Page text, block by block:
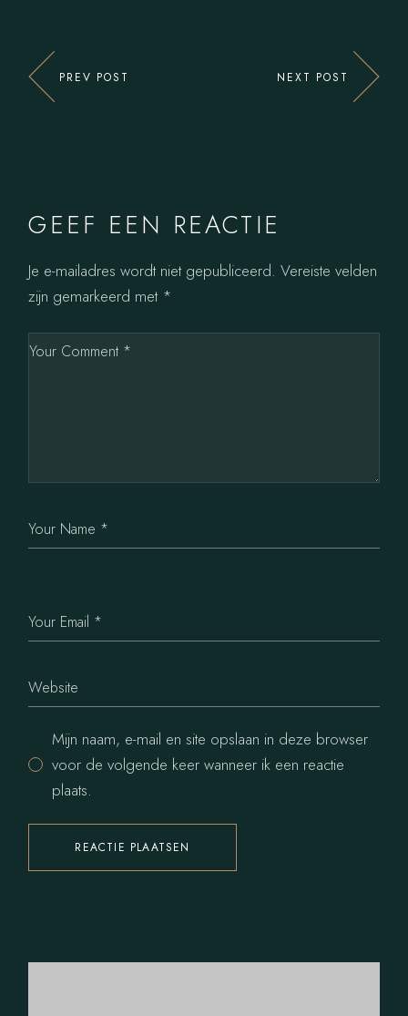
PREV POST NEXT POST
GEEF EEN REACTIE
Je e-mailadres wordt niet gepubliceerd. Vereiste velden
zijn gemarkeerd met *
Mijn naam, e-mail en site opslaan in deze browser
voor de volgende keer wanneer ik een reactie
plaats.
REACTIE PLAATSEN